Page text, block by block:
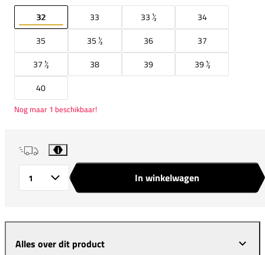
32 33 33 ½
34
35
35 ½ 36
37
37 ½
38 39
39 ½
40
Nog maar 1 beschikbaar!
i
In winkelwagen
Alles over dit product